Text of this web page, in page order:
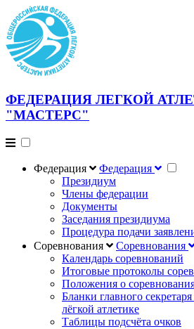
ФЕДЕРАЦИЯ ЛЕГКОЙ
"МАСТЕРС"
Федерация
Федерация
Президиум
Члены федерации
Документы
Заседания президиума
Процедура подачи
Соревнования
Соревнования
Календарь соревнований
Итоговые протоколы
Положения о
Бланки главного
лёгкой атлетике
Таблицы подсчёта очков